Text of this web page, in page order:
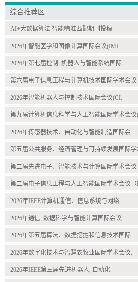
综合推荐区
AI+大数据算法 智能精准匹配期刊投稿
2026年智能医学和图像计算国际会议(IMI.
2026年第七届控制, 机器人与智能系统国际.
第六届电子信息工程与计算机技术国际学术会议
2026年智能机器人与控制技术国际会议(CI.
第九届计算机信息科学与人工智能国际学术会议
2026年传感器技术、自动化与智能制造国际会.
第五届公共服务、经济管理与可持续发展国际学
第二届先进电子、智能技术与计算国际学术会议
第二届电子信息工程与人工智能国际学术会议（
2026年IEEE计算机通信、信息系统与网络.
2026年通信, 数据科学与智能计算国际会议.
2026年第五届算法、数据挖掘和信息技术国际.
2026年数字化技术与智慧农牧业国际学术会议.
2026年IEEE第三届先进机器人, 自动化.